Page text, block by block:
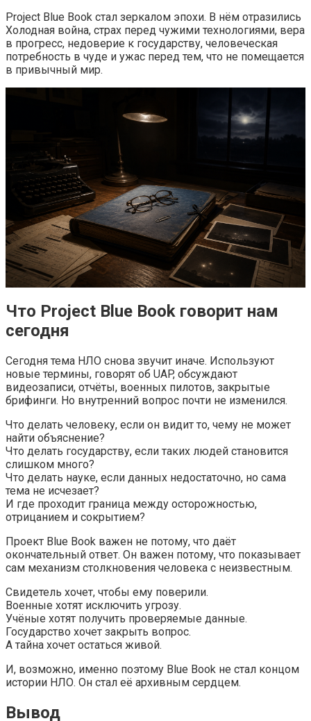
Project Blue Book стал зеркалом эпохи. В нём отразились
Холодная война, страх перед чужими технологиями, вера
в прогресс, недоверие к государству, человеческая
потребность в чуде и ужас перед тем, что не помещается
в привычный мир.
Что Project Blue Book говорит нам
сегодня
Сегодня тема НЛО снова звучит иначе. Используют
новые термины, говорят об UAP, обсуждают
видеозаписи, отчёты, военных пилотов, закрытые
брифинги. Но внутренний вопрос почти не изменился.
Что делать человеку, если он видит то, чему не может
найти объяснение?
Что делать государству, если таких людей становится
слишком много?
Что делать науке, если данных недостаточно, но сама
тема не исчезает?
И где проходит граница между осторожностью,
отрицанием и сокрытием?
Проект Blue Book важен не потому, что даёт
окончательный ответ. Он важен потому, что показывает
сам механизм столкновения человека с неизвестным.
Свидетель хочет, чтобы ему поверили.
Военные хотят исключить угрозу.
Учёные хотят получить проверяемые данные.
Государство хочет закрыть вопрос.
А тайна хочет остаться живой.
И, возможно, именно поэтому Blue Book не стал концом
истории НЛО. Он стал её архивным сердцем.
Вывод